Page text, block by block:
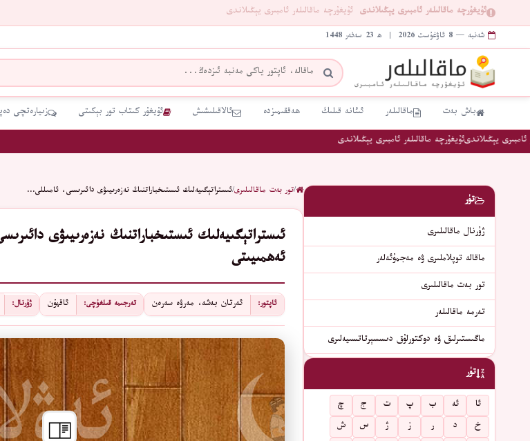
ئۇيغۇرچە ماقالىلەر ئامبىرى يېڭىلاندى ئۇيغۇرچە ماقالىلەر ئامبىرى يېڭىلاندى
شەنبە — 8 ئاۋغۇست 2026 | ھ 23 سەفەر 1448
باش بەت ماقالىلەر ئىئانە قىلىڭ ھەققىمىزدە ئالاقىلىشىش ئۇيغۇر كىتاب تور بېكىتى زىيارەتچى
يېڭىلاندىئۇيغۇرچە ماقالىلەر ئامبىرى يېڭىلاندى
/تور بەت ماقالىلىرى/ئىستراتېگىيەلىك ئىستىخباراتنىڭ نەزەرىيىۋى دائىرىسى، ئامىللى…
ئىستراتېگىيەلىك ئىستىخباراتنىڭ نەزەرىيىۋى
ئەھمىيىتى
ئاپتور: ئەرتان بەشە، مەرۋە سەرەن تەرجىمە قىلغۇچى: ئاقھۇن ژۇرنال:
تۈر
ژۇرنال ماقالىلىرى
ماقالە توپلاملىرى ۋە مەجمۇئەلەر
تور بەت ماقالىلىرى
تەرمە ماقالىلەر
ماگىستىرلىق ۋە دوكتورلۇق دىسسېرتاتسىيەلىرى
تۈر
ئا ئە ب پ ت ج
چ
خ
د ر ز ژ س
ش